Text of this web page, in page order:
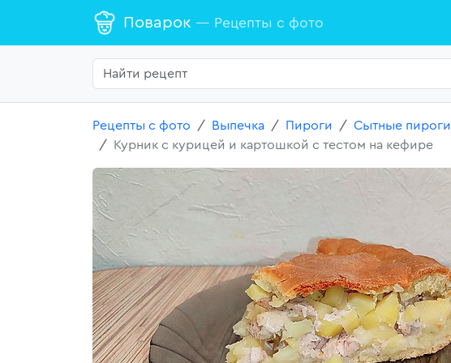
Поварок — Рецепты с фото
Рецепты с фото Выпечка Пироги Сытные пироги
Курник с курицей и картошкой с тестом на кефире